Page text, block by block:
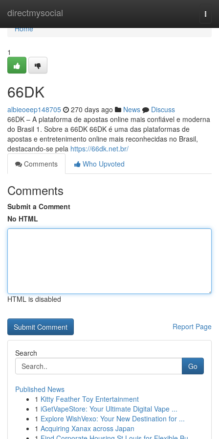
directmysocial
Home
Home
1
66DK
albieoeep148705 270 days ago News
Discuss
66DK – A plataforma de apostas online mais confiável e moderna
do Brasil 1. Sobre a 66DK 66DK é uma das plataformas de
apostas e entretenimento online mais reconhecidas no Brasil,
destacando-se pela https://66dk.net.br/
Comments
Who Upvoted
Comments
Submit a Comment
No HTML
HTML is disabled
Report Page
Search
Go
Published News
1 Kitty Feather Toy Entertainment
1 iGetVapeStore: Your Ultimate Digital Vape ...
1 Explore WishVexo: Your New Destination for ...
1 Acquiring Xanax across Japan